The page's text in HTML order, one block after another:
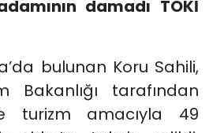
damadı TOKİ
bulunan Koru Sahili,
Bakanlığı tarafından
turizm amacıyla 49